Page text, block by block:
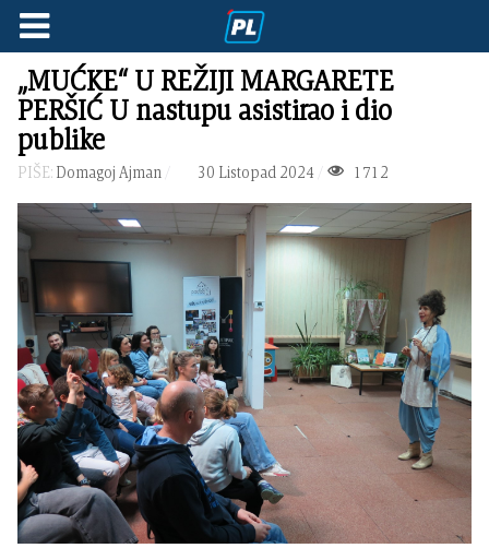
„MUĆKE“ U REŽIJI MARGARETE
PERŠIĆ U nastupu asistirao i dio
publike
PIŠE: Domagoj Ajman 30 Listopad 2024 1712